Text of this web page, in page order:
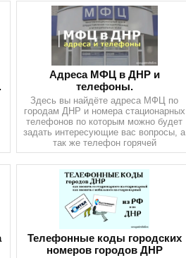
Адреса МФЦ в ДНР и
телефоны.
Здесь вы найдёте адреса МФЦ по
городам ДНР и номера стационарных
телефонов по которым можно будет
задать интересующие вас вопросы, а
так же телефон горячей
Телефонные коды городских
номеров городов ДНР